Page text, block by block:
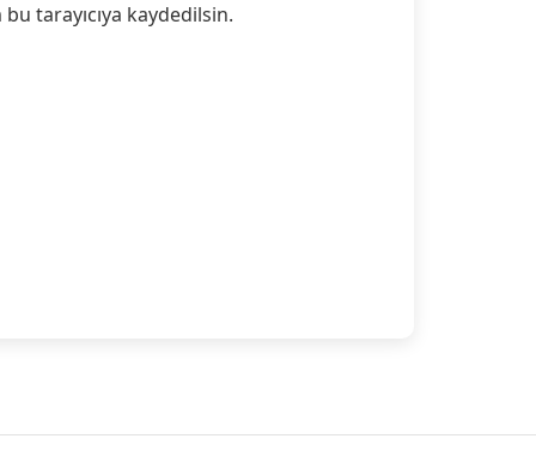
tarayıcıya kaydedilsin.